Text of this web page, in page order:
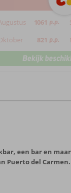
1061 p.p.
821 p.p.
Bekijk
een bar en
del Carmen.